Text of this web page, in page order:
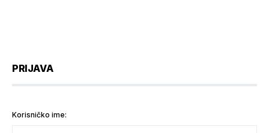
PRIJAVA
Korisničko ime: